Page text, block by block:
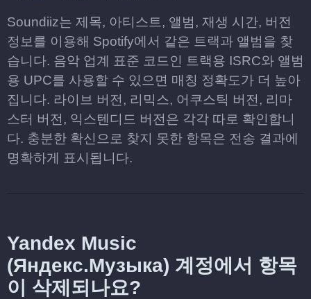
Soundiiz는 제목, 아티스트, 앨범, 재생 시간, 버전
정보를 이용해 Spotify에서 같은 트랙과 앨범을 찾
습니다. 음악 업계 표준 코드인 트랙용 ISRC와 앨범
용 UPC를 사용할 수 있으면 매칭 정확도가 더 높아
집니다. 라이브 버전, 리믹스, 어쿠스틱 버전, 리마
스터 버전, 익스텐디드 버전은 각각 따로 확인합니
다. 충분한 확신으로 찾지 못한 항목은 전송 결과에
명확하게 표시됩니다.
Yandex Music
(Яндекс.Музыка) 계정에서 항목
이 삭제되나요?